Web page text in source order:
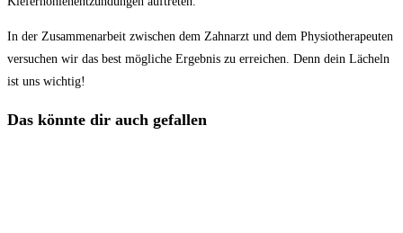
In der Zusammenarbeit zwischen dem Zahnarzt und dem Physiotherapeuten
versuchen wir das best mögliche Ergebnis zu erreichen. Denn dein Lächeln
ist uns wichtig!
Das könnte dir auch gefallen